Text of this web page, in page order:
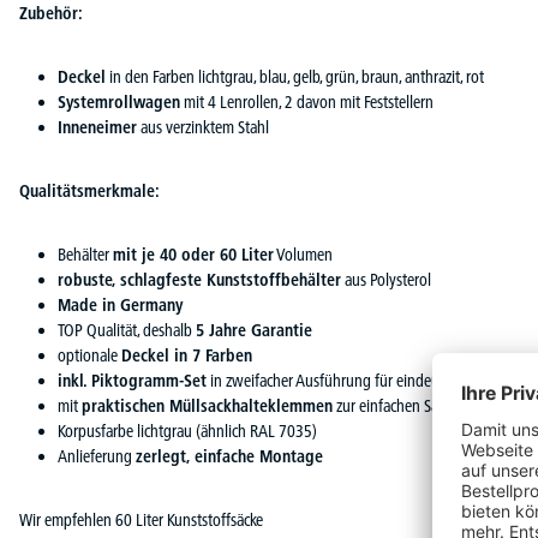
Zubehör:
Deckel in den Farben lichtgrau, blau, gelb, grün, braun, anthrazit, rot
Systemrollwagenmit 4 Lenrollen, 2 davon mit Feststellern
Inneneimeraus verzinktem Stahl
Qualitätsmerkmale:
Behältermit je 40 oder 60 LiterVolumen
robuste, schlagfeste Kunststoffbehälteraus Polysterol
Made in Germany
TOP Qualität, deshalb 5 Jahre Garantie
optionale Deckel in 7 Farben
inkl. Piktogramm-Setin zweifacher Ausführung für eindeutige
mitpraktischen Müllsackhalteklemmenzur einfachen Sackbefestigung
Korpusfarbe lichtgrau (ähnlich RAL 7035)
Anlieferung zerlegt, einfache Montage
Wir empfehlen 60 Liter Kunststoffsäcke